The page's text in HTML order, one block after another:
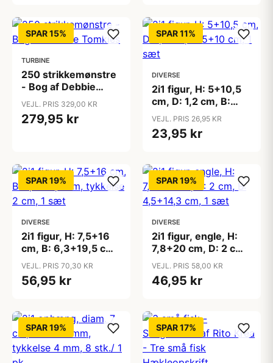
SPAR 15%
TURBINE
250 strikkemønstre
- Bog af Debbie
Tomkies
VEJL. PRIS 329,00 KR
279,95 kr
SPAR 11%
DIVERSE
2i1 figur, H: 5+10,5
cm, D: 1,2 cm, B:
5+10 cm, 1 sæt
VEJL. PRIS 26,95 KR
23,95 kr
SPAR 19%
DIVERSE
2i1 figur, H: 7,5+16
cm, B: 6,3+19,5 cm,
tykkelse 2 cm, 1 sæt
VEJL. PRIS 70,30 KR
56,95 kr
SPAR 19%
DIVERSE
2i1 figur, engle, H:
7,8+20 cm, D: 2 cm,
B: 4,5+14,3 cm, 1
sæt
VEJL. PRIS 58,00 KR
46,95 kr
SPAR 19% SPAR 17%